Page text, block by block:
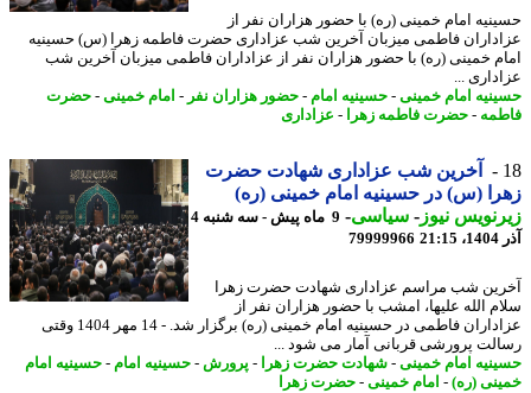
امام خمینی (ره) با حضور هزاران نفر از
فاطمی میزبان آخرین شب عزاداری حضرت فاطمه زهرا (س) حسینیه
خمینی (ره) با حضور هزاران نفر از عزاداران فاطمی میزبان آخرین شب
...
امام خمینی-حسینیه امام -حضور هزاران نفر-امام خمینی-حضرت
-حضرت فاطمه زهرا -عزاداری
آخرین شب عزاداری شهادت حضرت
(س) در حسینیه امام خمینی (ره)
نیوز-سیاسی-
9 ماه پیش - سه شنبه 4
79999966
شب مراسم عزاداری شهادت حضرت زهرا
الله علیها، امشب با حضور هزاران نفر از
عزاداران فاطمی در حسینیه امام خمینی (ره) برگزار شد. - 14 مهر 1404 وقتی
پرورشی قربانی آمار می شود ...
امام خمینی-شهادت حضرت زهرا -پرورش-حسینیه امام -حسینیه امام
(ره) - امام خمینی-حضرت زهرا